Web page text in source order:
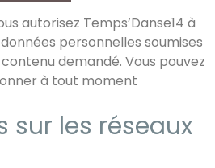
autorisez Temps’Danse14 à
personnelles soumises
demandé. Vous pouvez
à tout moment
sur les réseaux